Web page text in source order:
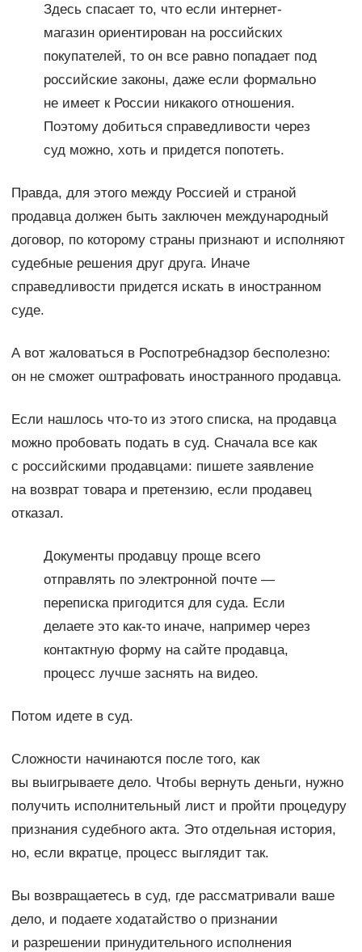
Здесь спасает то, что если интернет-
магазин ориентирован на российских
покупателей, то он все равно попадает под
российские законы, даже если формально
не имеет к России никакого отношения.
Поэтому добиться справедливости через
суд можно, хоть и придется попотеть.
Правда, для этого между Россией и страной
продавца должен быть заключен международный
договор, по которому страны признают и исполняют
судебные решения друг друга. Иначе
справедливости придется искать в иностранном
суде.
А вот жаловаться в Роспотребнадзор бесполезно:
он не сможет оштрафовать иностранного продавца.
Если нашлось что-то из этого списка, на продавца
можно пробовать подать в суд. Сначала все как
с российскими продавцами: пишете заявление
на возврат товара и претензию, если продавец
отказал.
Документы продавцу проще всего
отправлять по электронной почте —
переписка пригодится для суда. Если
делаете это как-то иначе, например через
контактную форму на сайте продавца,
процесс лучше заснять на видео.
Потом идете в суд.
Сложности начинаются после того, как
вы выигрываете дело. Чтобы вернуть деньги, нужно
получить исполнительный лист и пройти процедуру
признания судебного акта. Это отдельная история,
но, если вкратце, процесс выглядит так.
Вы возвращаетесь в суд, где рассматривали ваше
дело, и подаете ходатайство о признании
и разрешении принудительного исполнения